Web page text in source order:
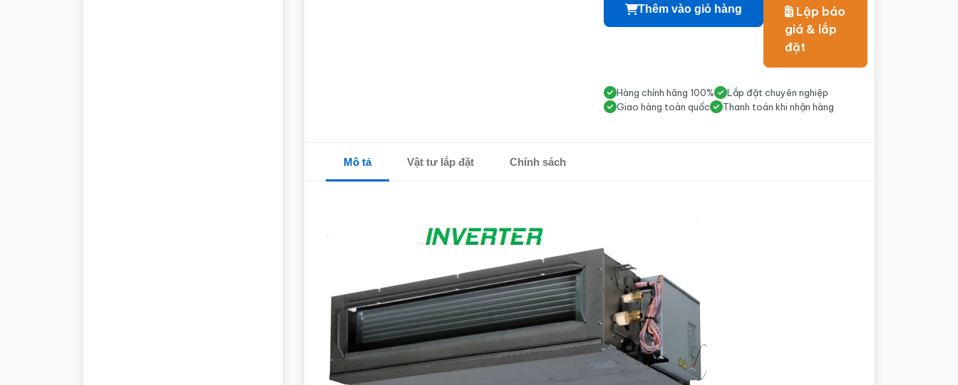
Thêm vào giỏ hàng
Lập báo
giá & lắp
đặt
Hàng chính hãng 100%
Lắp đặt chuyên nghiệp
Giao hàng toàn quốc
Thanh toán khi nhận hàng
Mô tả Vật tư lắp đặt Chính sách